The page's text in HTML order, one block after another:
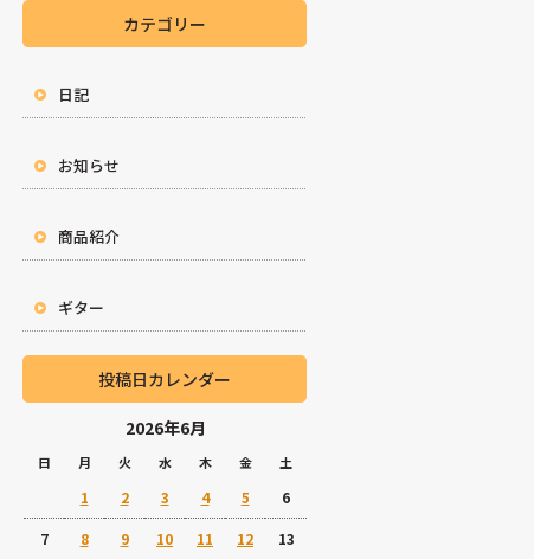
カテゴリー
日記
お知らせ
商品紹介
ギター
投稿日カレンダー
2026年6月
日 月 火 水 木 金 土
1 2 3 4 5 6
7 8 9 10 11 12 13